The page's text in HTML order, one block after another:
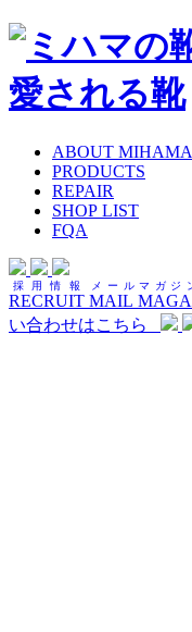
ABOUT MIHAMA
PRODUCTS
REPAIR
SHOP LIST
FQA
RECRUIT
採用情報
MAIL
メールマガジ
い合わせはこちら